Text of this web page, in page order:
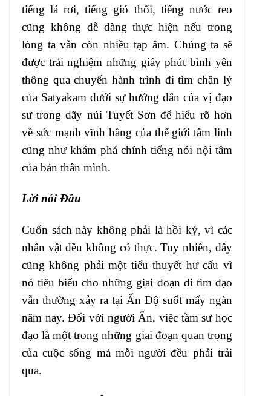
tiếng lá rơi, tiếng gió thổi, tiếng nước reo
cũng không dễ dàng thực hiện nếu trong
lòng ta vẫn còn nhiều tạp âm. Chúng ta sẽ
được trải nghiệm những giây phút bình yên
thông qua chuyến hành trình đi tìm chân lý
của Satyakam dưới sự hướng dẫn của vị đạo
sư trong dãy núi Tuyết Sơn để hiểu rõ hơn
về sức mạnh vĩnh hằng của thế giới tâm linh
cũng như khám phá chính tiếng nói nội tâm
của bản thân mình.
Lời nói Đầu
Cuốn sách này không phải là hồi ký, vì các
nhân vật đều không có thực. Tuy nhiên, đây
cũng không phải một tiểu thuyết hư cấu vì
nó tiêu biểu cho những giai đoạn đi tìm đạo
vẫn thường xảy ra tại Ấn Độ suốt mấy ngàn
năm nay. Đối với người Ấn, việc tầm sư học
đạo là một trong những giai đoạn quan trọng
của cuộc sống mà mỗi người đều phải trải
qua.